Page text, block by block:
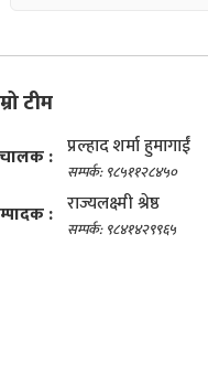
टीम
: प्रल्हाद शर्मा हुमागाईं
सम्पर्क: ९८५११२८४५०
: राज्यलक्ष्मी श्रेष्ठ
सम्पर्क: ९८४१४२९९६५